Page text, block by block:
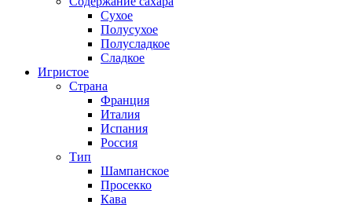
Сухое
Полусухое
Полусладкое
Сладкое
Игристое
Страна
Франция
Италия
Испания
Россия
Тип
Шампанское
Просекко
Кава